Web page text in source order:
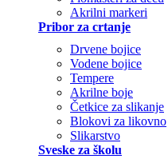
Akrilni markeri
Pribor za crtanje
Drvene bojice
Vodene bojice
Tempere
Akrilne boje
Četkice za slikanje
Blokovi za likovno
Slikarstvo
Sveske za školu